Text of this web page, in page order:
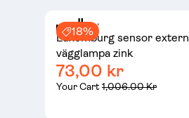
18%
Luxemburg sensor extern
vägglampa zink
73,00 kr
Your Cart1,006.00 Kr